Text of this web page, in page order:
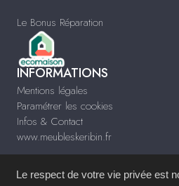
Le Bonus Réparation
INFORMATIONS
Mentions légales
Paramétrer les cookies
Infos & Contact
www.meubleskeribin.fr
Le respect de votre vie privée est